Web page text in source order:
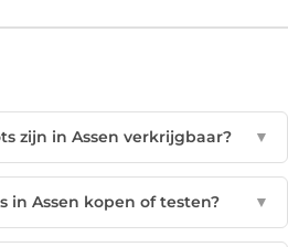
zijn in Assen verkrijgbaar? ▼
in Assen kopen of testen? ▼